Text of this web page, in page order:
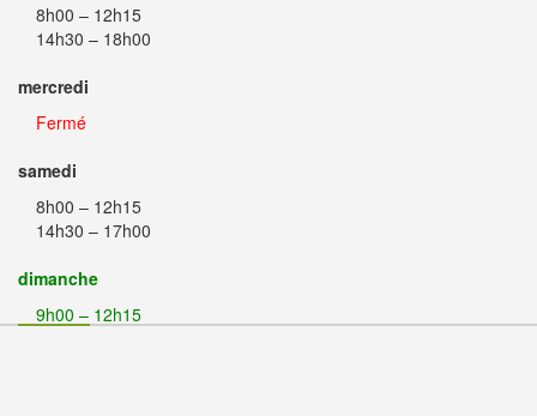
8h00 – 12h15
14h30 – 18h00
mercredi
Fermé
samedi
8h00 – 12h15
14h30 – 17h00
dimanche
9h00 – 12h15